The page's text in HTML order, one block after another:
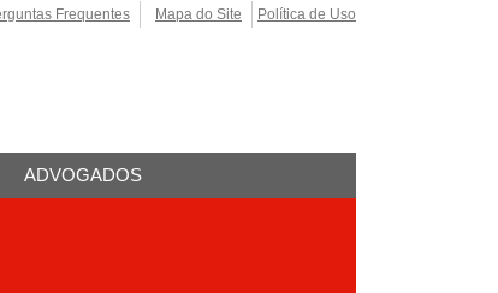
Frequentes Mapa do Site Política de Uso
ADVOGADOS